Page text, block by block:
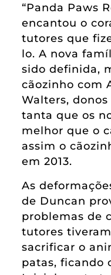
“Panda Paws
encantou o
tutores que
lo. A nova
sido definida,
cãozinho com
Walters,
tanta que os
melhor que o
assim o
em 2013.
As
de Duncan
problemas de
tutores
sacrificar o
patas, ficando